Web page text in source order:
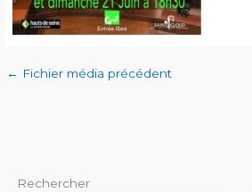
← Fichier média précédent
Rechercher